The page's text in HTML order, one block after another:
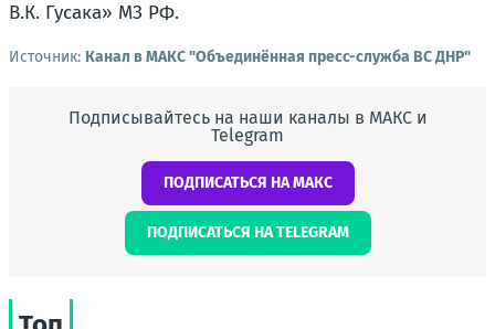
В.К. Гусака» МЗ РФ.
Источник: Канал в МАКС "Объединённая пресс-служба ВС ДНР"
Подписывайтесь на наши каналы в МАКС и
Telegram
ПОДПИСАТЬСЯ НА МАКС
ПОДПИСАТЬСЯ НА TELEGRAM